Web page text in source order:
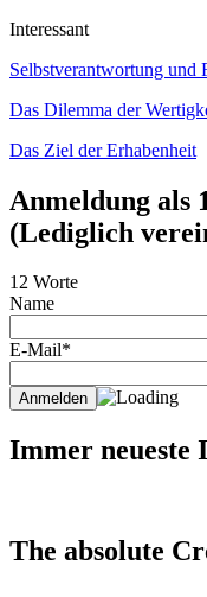
Interessant
Selbstverantwortung und
Das Dilemma der
Das Ziel der Erhabenheit
Anmeldung als
(Lediglich
12 Worte
Name
E-Mail*
Immer neueste
The absolute